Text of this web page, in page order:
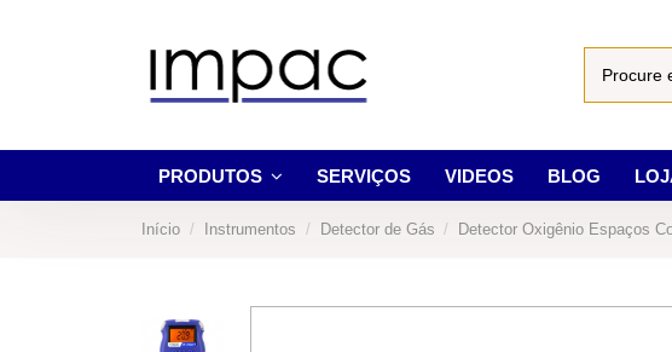
PRODUTOS SERVIÇOS VIDEOS BLOG
Início Instrumentos Detector de Gás Detector Oxigênio Espaços